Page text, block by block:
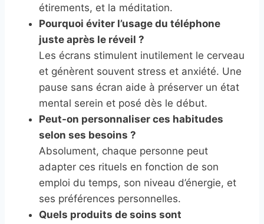
étirements, et la méditation.
Pourquoi éviter l’usage du téléphone
juste après le réveil ?
Les écrans stimulent inutilement le cerveau
et génèrent souvent stress et anxiété. Une
pause sans écran aide à préserver un état
mental serein et posé dès le début.
Peut-on personnaliser ces habitudes
selon ses besoins ?
Absolument, chaque personne peut
adapter ces rituels en fonction de son
emploi du temps, son niveau d’énergie, et
ses préférences personnelles.
Quels produits de soins sont